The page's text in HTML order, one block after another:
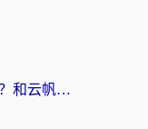
海外党必看：穿梭VPN好用吗？和云帆VPN对比哪个回国效果更好？附真实测评+避坑指南